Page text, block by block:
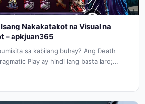
Nakakatakot na Visual na
– apkjuan365
sa kabilang buhay? Ang Death
Play ay hindi lang basta laro;...